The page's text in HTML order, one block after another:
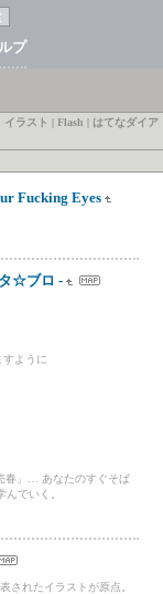
プ
イラスト | Flash | はてなダイア
Fucking Eyes
☆ブロ -
すように
春」… あなたのすぐそば
でいく。
されたイラストが原点。